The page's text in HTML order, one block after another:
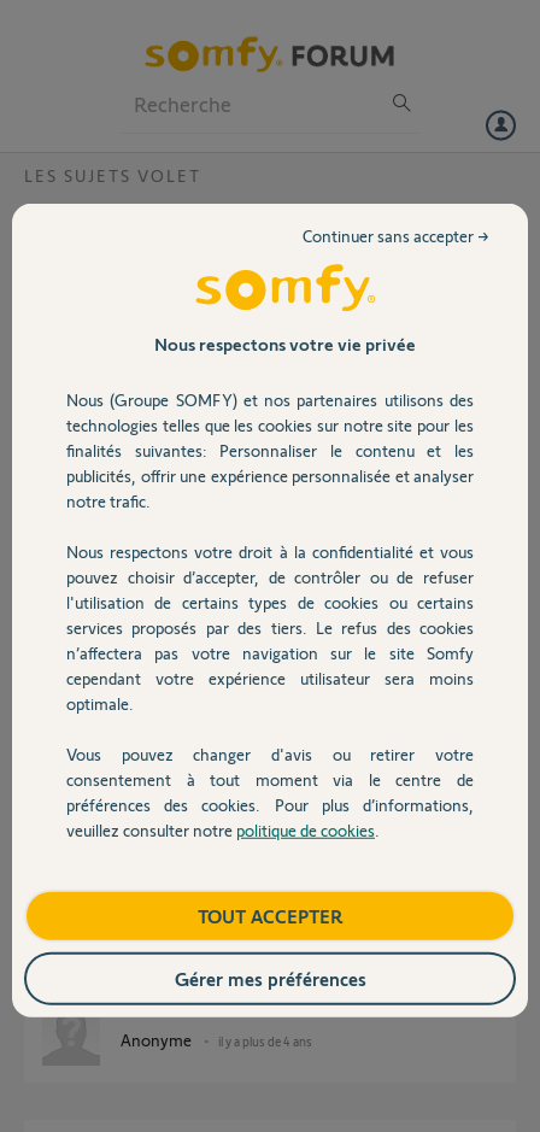
Volet
Sécurité
Domotique
Chauffage
Autres produits
Devis avec un pro
Contact
LES SUJETS VOLET
Télécommande murale IO ouvre et ferme
Bonjour,
Depuis l'installation de
ma box Tahoma, je me
télécommande murale
j'ai vu une vidéo dans une
autre discussion mais sur
des télécommandes
pas RTS).
En photo, le type de
télécommande que j'ai.
Merci pour votre aide,
Gilles P.
il y a plus de 4 ans
Participer au fil de discussion
Réponses
Utilisez la manip vidéo pour les RTS, c'est pareil.
Anonyme il y a plus de 4 ans
Nous respectons votre vie privée
Nous (Groupe SOMFY) et nos partenaires utilisons des
technologies telles que les cookies sur notre site pour les
finalités suivantes: Personnaliser le contenu et les
publicités, offrir une expérience personnalisée et analyser
notre trafic.
Nous respectons votre droit à la confidentialité et vous
pouvez choisir d’accepter, de contrôler ou de refuser
l'utilisation de certains types de cookies ou certains
services proposés par des tiers. Le refus des cookies
n’affectera pas votre navigation sur le site Somfy
cependant votre expérience utilisateur sera moins
optimale.
Vous pouvez changer d'avis ou retirer votre
consentement à tout moment via le centre de
préférences des cookies. Pour plus d’informations,
veuillez consulter notre politique de cookies
Continuer sans accepter →
TOUT ACCEPTER
Gérer mes préférences